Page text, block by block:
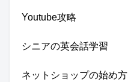
Youtube攻略
シニアの英会話学習
ネットショップの始め方